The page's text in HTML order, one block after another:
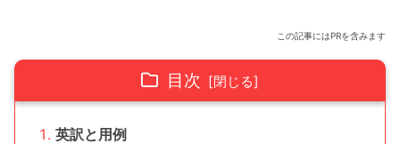
この記事にはPRを含みます
目次
英訳と用例